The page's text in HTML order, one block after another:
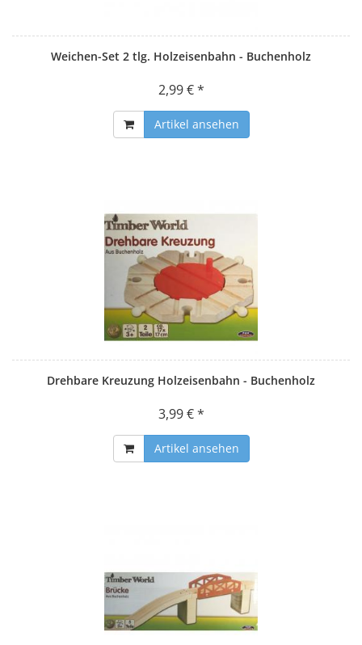
Weichen-Set 2 tlg. Holzeisenbahn - Buchenholz
2,99 € *
Artikel ansehen
Drehbare Kreuzung Holzeisenbahn - Buchenholz
3,99 € *
Artikel ansehen